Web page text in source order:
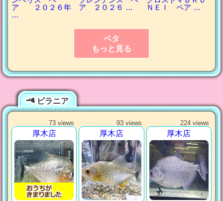
ア ２０２６年
…
ア ２０２６ …
ＮＥＩ ペア …
ベタ
もっと見る
ピラニア
73 views
厚木店
93 views
厚木店
224 views
厚木店